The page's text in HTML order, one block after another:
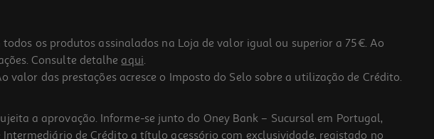
os produtos assinalados na Loja de valor igual ou superior a 75€. Ao
Consulte detalhe aqui.
das prestações acresce o Imposto do Selo sobre a utilização de Crédito.
a aprovação. Informe-se junto do Oney Bank – Sucursal em Portugal,
de Crédito a título acessório com exclusividade, registado no